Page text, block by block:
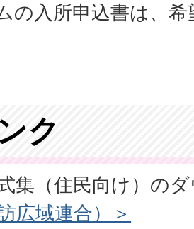
の入所申込書は、
ク
集（住民向け）の
広域連合）＞